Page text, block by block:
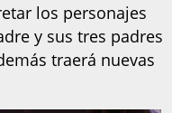
los personajes
y sus tres padres
traerá nuevas